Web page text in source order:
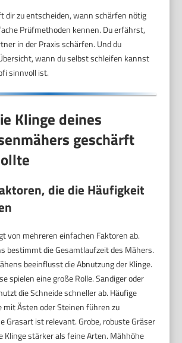
dir zu entscheiden, wann schärfen nötig
Prüfmethoden kennen. Du erfährst,
in der Praxis schärfen. Und du
wann du selbst schleifen kannst
sinnvoll ist.
Klinge deines
geschärft
die die Häufigkeit
von mehreren einfachen Faktoren ab.
bestimmt die Gesamtlaufzeit des Mähers.
beeinflusst die Abnutzung der Klinge.
spielen eine große Rolle. Sandiger oder
die Schneide schneller ab. Häufige
Ästen oder Steinen führen zu
Grasart ist relevant. Grobe, robuste Gräser
Klinge stärker als feine Arten. Mähhöhe